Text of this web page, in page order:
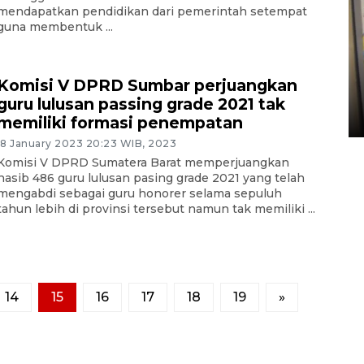
pendidikan dari pemerintah setempat
membentuk ...
V DPRD Sumbar perjuangkan
lulusan passing grade 2021 tak
formasi penempatan
January 2023 20:23 WIB, 2023
V DPRD Sumatera Barat memperjuangkan
486 guru lulusan pasing grade 2021 yang telah
sebagai guru honorer selama sepuluh
lebih di provinsi tersebut namun tak memiliki ...
14 15 16 17 18 19 »
Kopdes Merah Putih di
Sumbar
05 August 2026 10:33 WIB